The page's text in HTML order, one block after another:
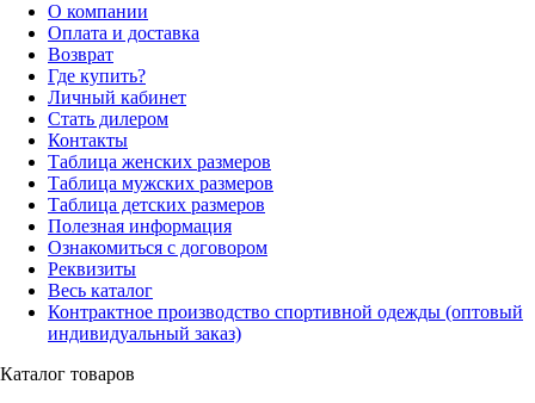
О компании
Оплата и доставка
Возврат
Где купить?
Личный кабинет
Стать дилером
Контакты
Таблица женских размеров
Таблица мужских размеров
Таблица детских размеров
Полезная информация
Ознакомиться с договором
Реквизиты
Весь каталог
Контрактное производство спортивной одежды (оптовый
индивидуальный заказ)
Каталог товаров